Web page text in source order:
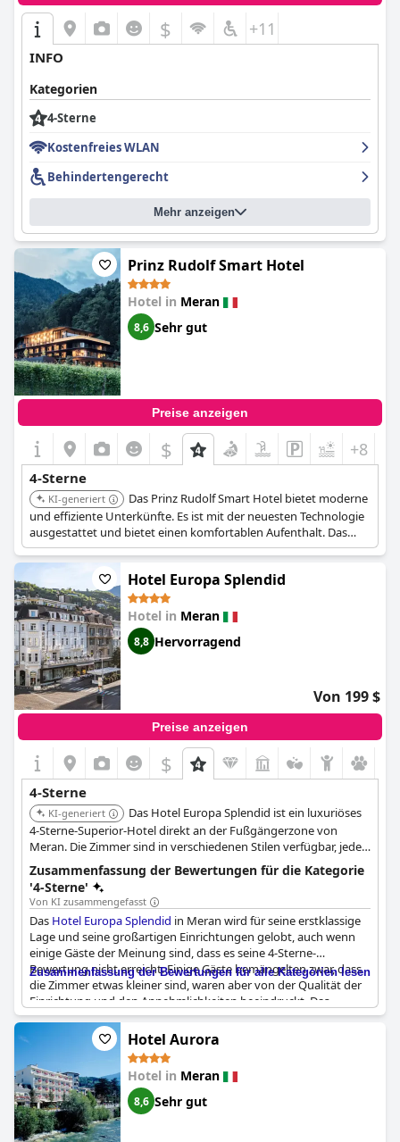
$ +11
INFO
Kategorien
4-Sterne
Kostenfreies WLAN
Behindertengerecht
Mehr anzeigen
Prinz Rudolf Smart Hotel
Hotel in Meran
8,6 Sehr gut
Preise anzeigen
$ +8
4-Sterne
KI-generiert
Das Prinz Rudolf Smart Hotel bietet moderne
und effiziente Unterkünfte. Es ist mit der neuesten Technologie
ausgestattet und bietet einen komfortablen Aufenthalt. Das
Hotel ist ideal für technikaffine Reisende, die Bequemlichkeit
und Innovation suchen.
Hotel Europa Splendid
Hotel in Meran
8,8 Hervorragend
Von 199 $
Preise anzeigen
$
4-Sterne
KI-generiert
Das Hotel Europa Splendid ist ein luxuriöses
4-Sterne-Superior-Hotel direkt an der Fußgängerzone von
Meran. Die Zimmer sind in verschiedenen Stilen verfügbar, jedes
mit schallisolierten Fenstern und kostenlosem WLAN, einer
rustikalen Atmosphäre und großen, renovierten Badezimmern.
Zusammenfassung der Bewertungen für die Kategorie
'4-Sterne'
Von KI zusammengefasst
Das Hotel Europa Splendid in Meran wird für seine erstklassige
Lage und seine großartigen Einrichtungen gelobt, auch wenn
einige Gäste der Meinung sind, dass es seine 4-Sterne-
Bewertung nicht erreicht. Einige Gäste bemängelten zwar, dass
die Zimmer etwas kleiner sind, waren aber von der Qualität der
Einrichtung und den Annehmlichkeiten beeindruckt. Das
Restaurant und die Bar des Hotels wurden ebenfalls als
herausragende Merkmale hervorgehoben. Auch wenn einige
Gäste der Meinung waren, dass der Service nicht dem Preis
entsprach, ist das
Hotel Europa Splendid
erschwingliche und sehr empfehlenswerte Option für alle, die
eine komfortable Unterkunft in bester Lage suchen.
Zusammenfassung der Bewertungen für alle Kategorien lesen
Hotel Aurora
Hotel in Meran
8,6 Sehr gut